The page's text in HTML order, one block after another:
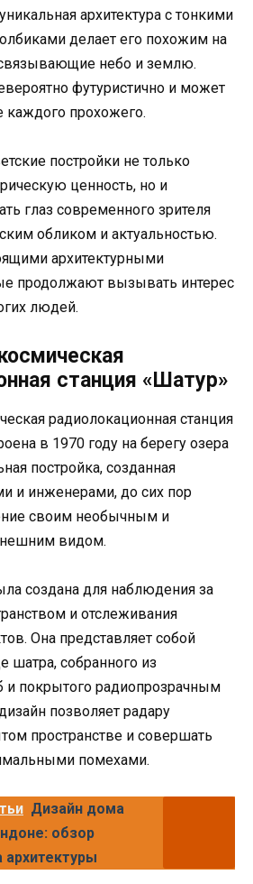
архитектура с тонкими
делает его похожим на
небо и землю.
футуристично и может
каждого прохожего.
постройки не только
ценность, но и
глаз современного зрителя
обликом и актуальностью.
архитектурными
продолжают вызывать интерес
людей.
станция «Шатур»
радиолокационная станция
в 1970 году на берегу озера
постройка, созданная
и инженерами, до сих пор
своим необычным и
видом.
создана для наблюдения за
и отслеживания
Она представляет собой
шатра, собранного из
и покрытого радиопрозрачным
позволяет радару
пространстве и совершать
помехами.
Дизайн дома
обзор